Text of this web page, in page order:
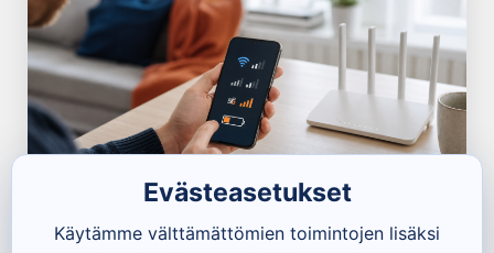
5.8.2026
Evästeasetukset
Käytämme välttämättömien toimintojen lisäksi